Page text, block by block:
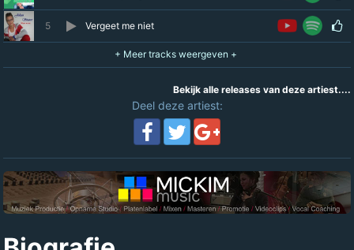
5 Vergeet me niet
Bekijk alle releases van deze artiest....
Deel deze artiest: